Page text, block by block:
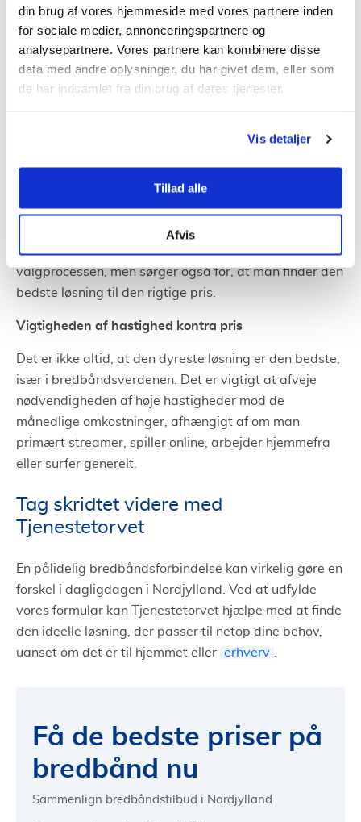
din brug af vores hjemmeside med vores partnere inden
for sociale medier, annonceringspartnere og
analysepartnere. Vores partnere kan kombinere disse
data med andre oplysninger, du har givet dem, eller som
de har indsamlet fra din brug af deres tjenester.
Vis detaljer
Tillad alle
Afvis
Nordjylland, med sin unikke geografi, har adgang til en
række forskellige bredbåndstilslutninger. Fra
fibernet
til mobile forbindelser , valgmulighederne varierer
Fordelen ved at sammenligne
Tjenestetorvet kommer ind i billedet netop her.
Gennem vores formular får brugerne nemt og hurtigt
mulighed for at sammenligne tilbud fra forskellige
udbydere. Dette giver ikke bare klarhed i
valgprocessen, men sørger også for, at man finder den
bedste løsning til den rigtige pris.
Vigtigheden af hastighed kontra pris
Det er ikke altid, at den dyreste løsning er den bedste,
især i bredbåndsverdenen. Det er vigtigt at afveje
nødvendigheden af høje hastigheder mod de
månedlige omkostninger, afhængigt af om man
primært streamer, spiller online, arbejder hjemmefra
eller surfer generelt.
Tag skridtet videre med
Tjenestetorvet
En pålidelig bredbåndsforbindelse kan virkelig gøre en
forskel i dagligdagen i Nordjylland. Ved at udfylde
vores formular kan Tjenestetorvet hjælpe med at finde
den ideelle løsning, der passer til netop dine behov,
uanset om det er til hjemmet eller erhverv
Få de bedste priser på
bredbånd nu
Sammenlign bredbåndstilbud i Nordjylland